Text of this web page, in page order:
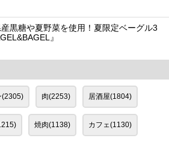
黒糖や夏野菜を使用！夏限定ベーグル3
』
(2305) 肉(2253) 居酒屋(1804)
焼肉(1138) カフェ(1130)